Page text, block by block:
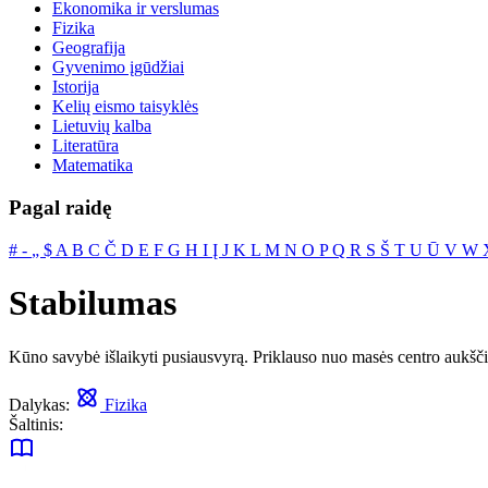
Ekonomika ir verslumas
Fizika
Geografija
Gyvenimo įgūdžiai
Istorija
Kelių eismo taisyklės
Lietuvių kalba
Literatūra
Matematika
Pagal raidę
# ‐ „ $ A B C Č D E F G H I Į J K L M N O PQ R S Š T U Ū V W
Stabilumas
Kūno savybė išlaikyti pusiausvyrą. Priklauso nuo masės centro
Dalykas:
Fizika
Šaltinis: